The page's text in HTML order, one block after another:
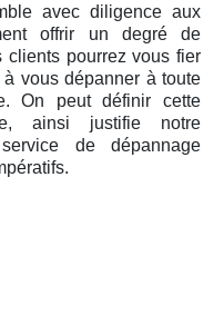
avec diligence aux
offrir un degré de
clients pourrez vous fier
vous dépanner à toute
On peut définir cette
ainsi justifie notre
de dépannage